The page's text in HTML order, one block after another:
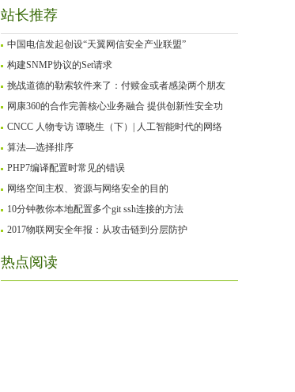
站长推荐
中国电信发起创设“天翼网信安全产业联盟”
构建SNMP协议的Set请求
挑战道德的勒索软件来了：付赎金或者感染两个朋友
网康360的合作完善核心业务融合 提供创新性安全功
CNCC 人物专访 谭晓生（下）| 人工智能时代的网络
算法—选择排序
PHP7编译配置时常见的错误
网络空间主权、资源与网络安全的目的
10分钟教你本地配置多个git ssh连接的方法
2017物联网安全年报：从攻击链到分层防护
热点阅读